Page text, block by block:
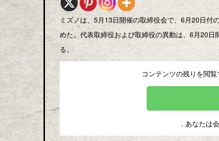
ミズノは、5月13日開催の取締役会で、6月20日付
めた。代表取締役および取締役の異動は、6月20
る。
コンテンツの残りを閲
. あなたは